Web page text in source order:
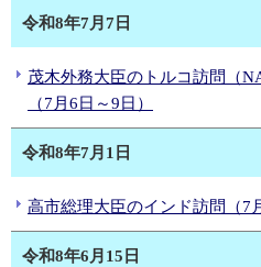
令和8年7月7日
茂木外務大臣のトルコ訪問（
（7月6日～9日）
令和8年7月1日
高市総理大臣のインド訪問（7
令和8年6月15日